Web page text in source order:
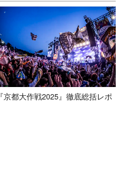
『京都大作戦2025』徹底総括レポ